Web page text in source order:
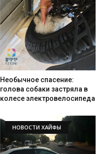
Искать
Необычное спасение:
голова собаки застряла в
колесе электровелосипеда
НОВОСТИ ХАЙФЫ